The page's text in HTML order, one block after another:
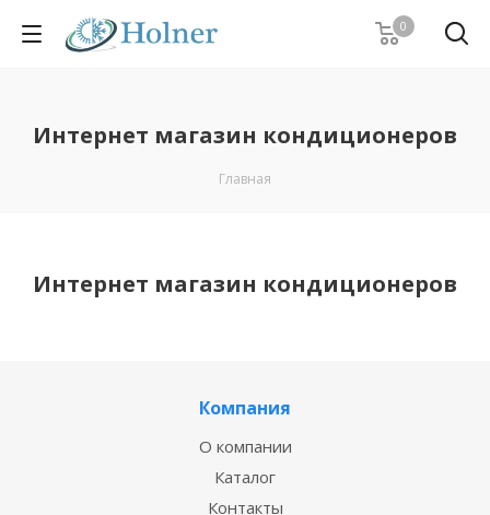
0
Интернет магазин кондиционеров
Главная
Интернет магазин кондиционеров
Компания
О компании
Каталог
Контакты